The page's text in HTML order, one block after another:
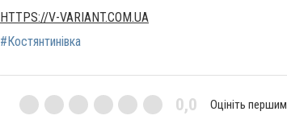
HTTPS://V-VARIANT.COM.UA
#Костянтинівка
0,0 Оцініть першим